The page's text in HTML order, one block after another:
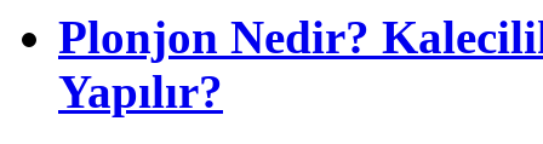
Plonjon Nedir?
Yapılır?